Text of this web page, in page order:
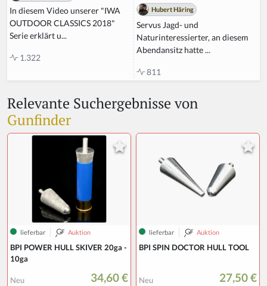
In diesem Video unserer "IWA
OUTDOOR CLASSICS 2018"
Serie erklärt u...
1.322
Hubert Häring
Servus Jagd- und
Naturinteressierter, an diesem
Abendansitz hatte ...
811
Relevante Suchergebnisse von
Gunfinder